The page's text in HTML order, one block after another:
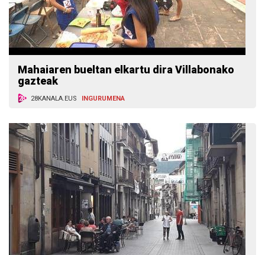
Mahaiaren bueltan elkartu dira Villabonako
gazteak
28KANALA.EUS INGURUMENA